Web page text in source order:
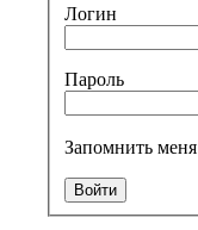
Логин
Пароль
Запомнить меня